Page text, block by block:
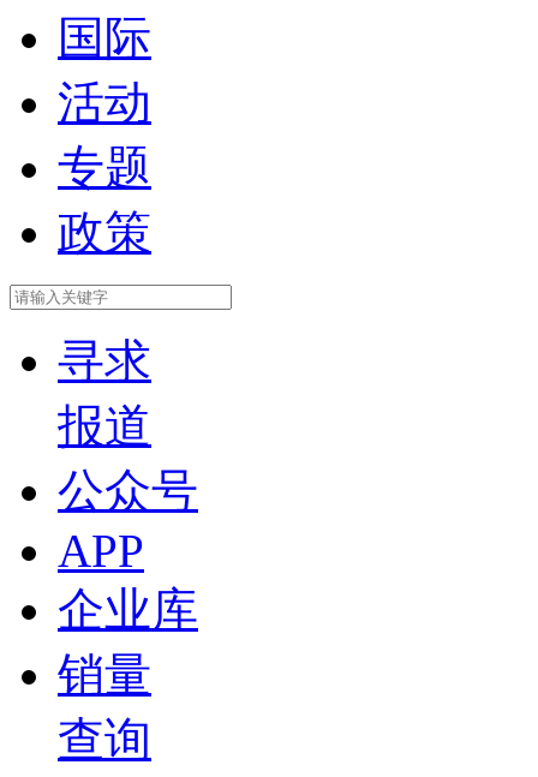
国际
活动
专题
政策
寻求
报道
公众号
APP
企业库
销量
查询